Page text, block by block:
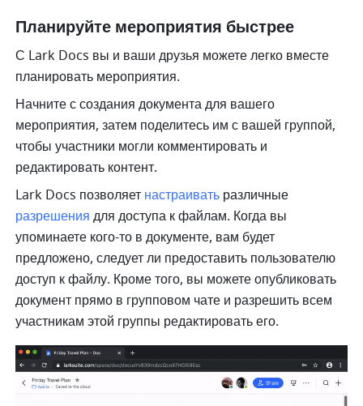
Планируйте мероприятия быстрее
С Lark Docs вы и ваши друзья можете легко вместе
планировать мероприятия.
Начните с создания документа для вашего
мероприятия, затем поделитесь им с вашей группой,
чтобы участники могли комментировать и
редактировать контент.
Lark Docs позволяет настраивать
разрешения для доступа к файлам. Когда вы
упоминаете кого-то в документе, вам будет
предложено, следует ли предоставить пользователю
доступ к файлу. Кроме того, вы можете опубликовать
документ прямо в групповом чате и разрешить всем
участникам этой группы редактировать его.